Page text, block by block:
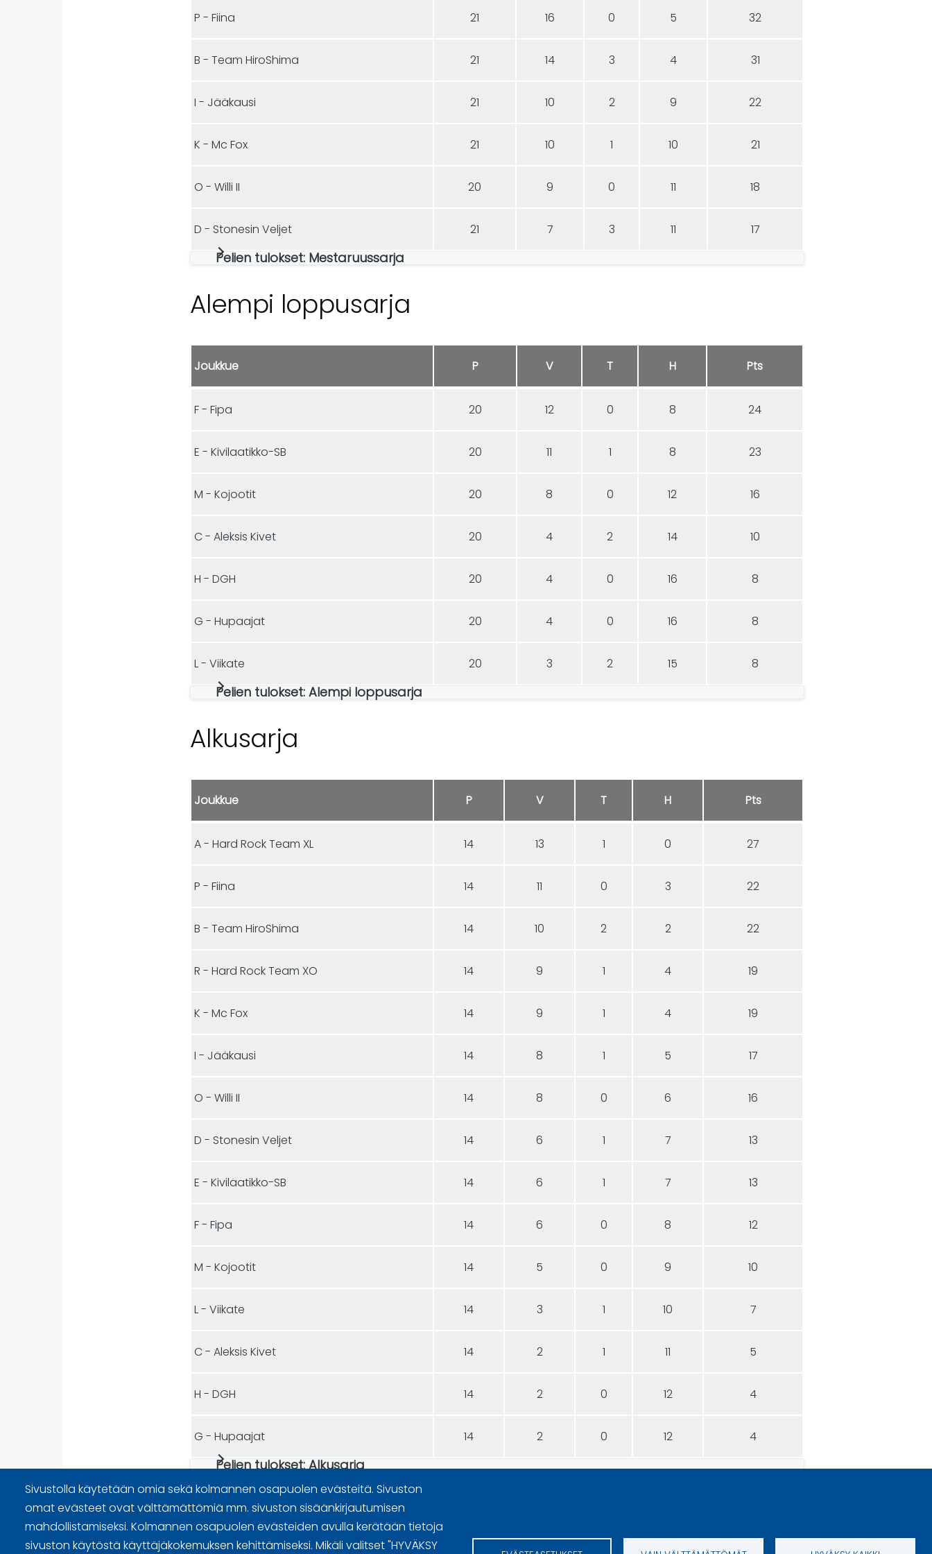
P - Fiina 21 16 0 5 32
B - Team HiroShima 21 14 3 4 31
I - Jääkausi 21 10 2 9 22
K - Mc Fox 21 10 1 10 21
O - Willi II 20 9 0 11 18
D - Stonesin Veljet 21 7 3 11 17
Pelien tulokset: Mestaruussarja
Alempi loppusarja
Joukkue P V T H Pts
F - Fipa 20 12 0 8 24
E - Kivilaatikko-SB 20 11 1 8 23
M - Kojootit 20 8 0 12 16
C - Aleksis Kivet 20 4 2 14 10
H - DGH 20 4 0 16 8
G - Hupaajat 20 4 0 16 8
L - Viikate 20 3 2 15 8
Pelien tulokset: Alempi loppusarja
Alkusarja
Joukkue P V T H Pts
A - Hard Rock Team XL 14 13 1 0 27
P - Fiina 14 11 0 3 22
B - Team HiroShima 14 10 2 2 22
R - Hard Rock Team XO 14 9 1 4 19
K - Mc Fox 14 9 1 4 19
I - Jääkausi 14 8 1 5 17
O - Willi II 14 8 0 6 16
D - Stonesin Veljet 14 6 1 7 13
E - Kivilaatikko-SB 14 6 1 7 13
F - Fipa 14 6 0 8 12
M - Kojootit 14 5 0 9 10
L - Viikate 14 3 1 10 7
C - Aleksis Kivet 14 2 1 11 5
H - DGH 14 2 0 12 4
G - Hupaajat 14 2 0 12 4
Pelien tulokset: Alkusarja
Sivustolla käytetään omia sekä kolmannen osapuolen evästeitä. Sivuston
omat evästeet ovat välttämättömiä mm. sivuston sisäänkirjautumisen
mahdollistamiseksi. Kolmannen osapuolen evästeiden avulla kerätään tietoja
sivuston käytöstä käyttäjäkokemuksen kehittämiseksi. Mikäli valitset "HYVÄKSY
Sivuston käyttöehdot ja sisällön käyttöoikeudet